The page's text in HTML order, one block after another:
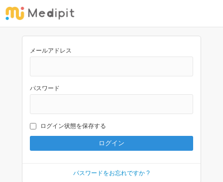
メールアドレス
パスワード
ログイン状態を保存する
パスワードをお忘れですか ?